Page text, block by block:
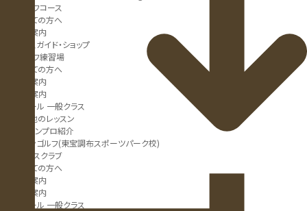
ゴルフコース
初めての方へ
営業案内
コースガイド・ショップ
ゴルフ練習場
初めての方へ
営業案内
施設案内
スクール 一般クラス
その他のレッスン
レッスンプロ紹介
アウンゴルフ(東宝調布スポーツパーク校)
テニスクラブ
初めての方へ
営業案内
施設案内
スクール 一般クラス